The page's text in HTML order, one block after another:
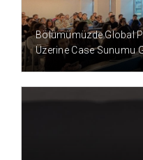
5 AY ÖNCE
Bölümümüzde Global
Üzerine Case Sunumu